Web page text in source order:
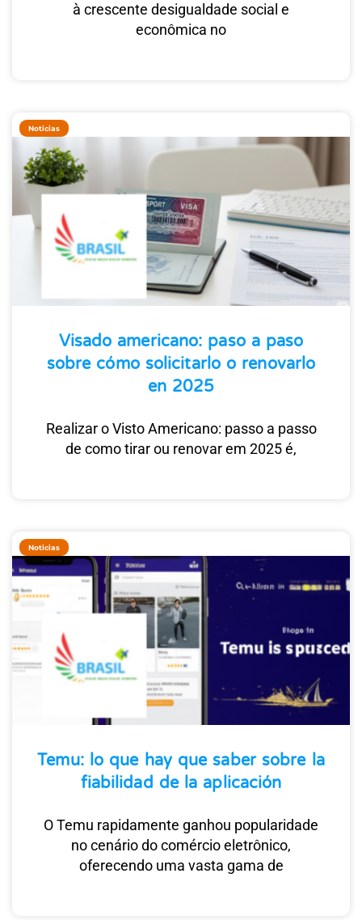
à crescente desigualdade social e
econômica no
Noticias
Visado americano: paso a paso
sobre cómo solicitarlo o renovarlo
en 2025
Realizar o Visto Americano: passo a passo
de como tirar ou renovar em 2025 é,
Noticias
Temu: lo que hay que saber sobre la
fiabilidad de la aplicación
O Temu rapidamente ganhou popularidade
no cenário do comércio eletrônico,
oferecendo uma vasta gama de